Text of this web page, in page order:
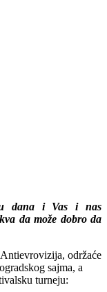
dana i Vas i nas
da može dobro da
održaće
sajma, a
turneju: